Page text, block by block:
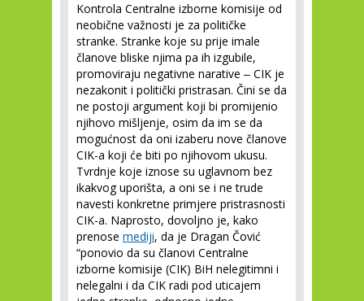
Kontrola Centralne izborne komisije od
neobične važnosti je za političke
stranke. Stranke koje su prije imale
članove bliske njima pa ih izgubile,
promoviraju negativne narative ‒ CIK je
nezakonit i politički pristrasan. Čini se da
ne postoji argument koji bi promijenio
njihovo mišljenje, osim da im se da
mogućnost da oni izaberu nove članove
CIK-a koji će biti po njihovom ukusu.
Tvrdnje koje iznose su uglavnom bez
ikakvog uporišta, a oni se i ne trude
navesti konkretne primjere pristrasnosti
CIK-a. Naprosto, dovoljno je, kako
prenose mediji, da je Dragan Čović
“ponovio da su članovi Centralne
izborne komisije (CIK) BiH nelegitimni i
nelegalni i da CIK radi pod uticajem